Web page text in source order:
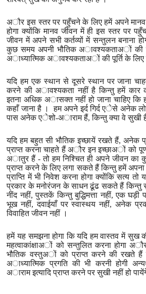
अौर इस स्तर पर पहुँचने के लिए हमें अपने मानव
होगा क्योंकि मानव जीवन में ही इस स्तर पर
जीवन में अपने सभी कर्तव्यों में सन्तुलन बनाना
कुछ समय अपनी भौतिक अावश्यकताअों की
अाध्यात्मिक अावश्यकताअों की पूर्ति के लिए
यदि हम एक स्थान से दूसरे स्थान पर जाना
करने की अावश्यकता नहीं है किन्तु हमें कार
इतना अधिक अासक्त नहीं हो जाना चाहिए कि
कहाँ जाना है । हम अपने इर्द गिर्द एेसे अनेक
पास अनेक एेशो-अाराम हैं, किन्तु क्या वे सुखी
यदि हम बहुत सी भौतिक इच्छायें रखते हैं, अनेक
प्राप्त करना चाहते हैं अौर इन इच्छाअों को
अातुर हैं - तो हम निश्चित ही अपने जीवन
प्राप्त करने के लिए लगा सकते हैं किन्तु हमें
प्राप्ति में भी निवेश करना होगा क्योंकि सत्य
प्रकार के मनोरंजन के साधन ढूंढ सकते हैं किन्तु
नींद नहीं, पुस्तकें किन्तु बुद्धिमत्ता नहीं, एक
भूख नहीं, दवाईयाँ पर स्वास्थय नहीं, अनेक
विवाहित जीवन नहीं ।
हमें यह समझना होगा कि यदि हम वास्तव में सुख
महत्वाकांक्षाअों को सन्तुलित करना होगा अौर
भौतिक वस्तुअों को प्राप्त करने की रखते
अाध्यात्मिक प्रगति की भी करनी होगी
अाराम इत्यादि प्राप्त करने पर सुखी नहीं हो